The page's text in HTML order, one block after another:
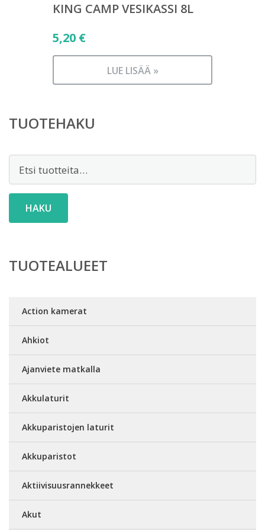
KING CAMP VESIKASSI 8L
5,20 €
LUE LISÄÄ »
TUOTEHAKU
HAKU
TUOTEALUEET
Action kamerat
Ahkiot
Ajanviete matkalla
Akkulaturit
Akkuparistojen laturit
Akkuparistot
Aktiivisuusrannekkeet
Akut